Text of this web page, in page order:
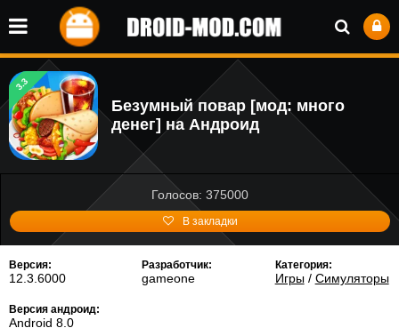
3.3
Безумный повар [мод: много
денег] на Андроид
Голосов: 375000
В закладки
Версия:
12.3.6000
Разработчик:
gameone
Категория:
Игры/ Симуляторы
Версия андроид:
Android 8.0